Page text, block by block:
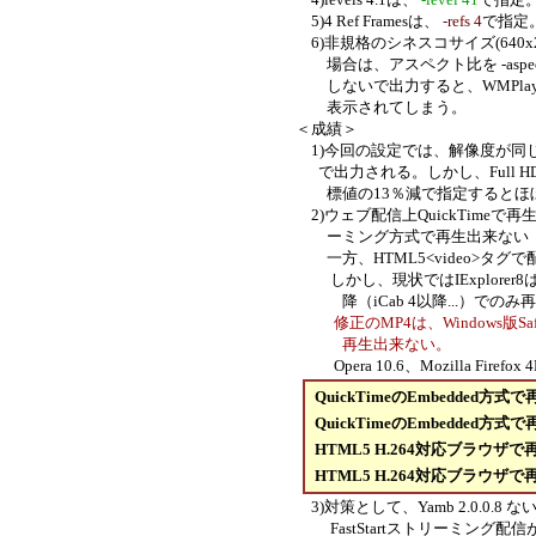
5)4 Ref Framesは、 -refs 4で指定
6)非規格のシネスコサイズ
場合は、アスペクト比を -
しないで出力すると、
表示されてしまう。
＜成績＞
1)今回の設定では、解像度が同じ
で出力される。しかし、Full HD
標値の13％減で指定すると ほ
2)ウェブ配信上QuickTimeで再生さ
ーミング方式で再生出来ない（何
一方、HTML5<video>タグで配信
しかし、現状ではIExplorer8
降 （iCab 4以降...）でのみ
修正のMP4は、Windows版Safari
再生出来ない。
Opera 10.6、Mozilla Firefox
QuickTimeのEmbedded方式で
QuickTimeのEmbedded方式で
HTML5 H.264対応ブラウザで
HTML5 H.264対応ブラウザで
3)対策として、Yamb 2.0.0.8 ないし
FastStartストリーミング配信が